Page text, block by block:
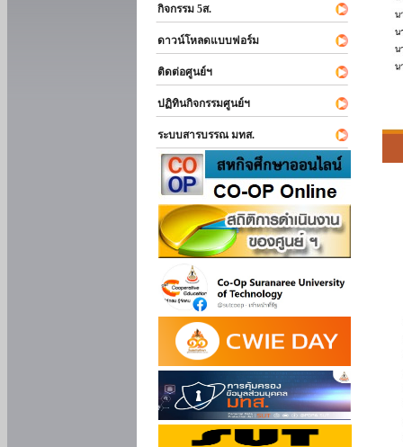
กิจกรรม 5ส.
ดาวน์โหลดแบบฟอร์ม
ติดต่อศูนย์ฯ
ปฏิทินกิจกรรมศูนย์ฯ
ระบบสารบรรณ มทส.